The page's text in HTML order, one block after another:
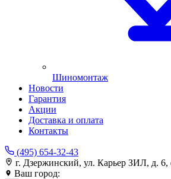
Шиномонтаж
Новости
Гарантия
Акции
Доставка и оплата
Контакты
(495) 654-32-43
г. Дзержинский, ул. Карьер ЗИЛ, д. 6,
Ваш город: